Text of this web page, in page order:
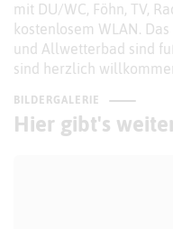
mit DU/WC, Föhn, TV,
kostenlosem WLAN.
und Allwetterbad sind
sind herzlich
BILDERGALERIE
Hier gibt's